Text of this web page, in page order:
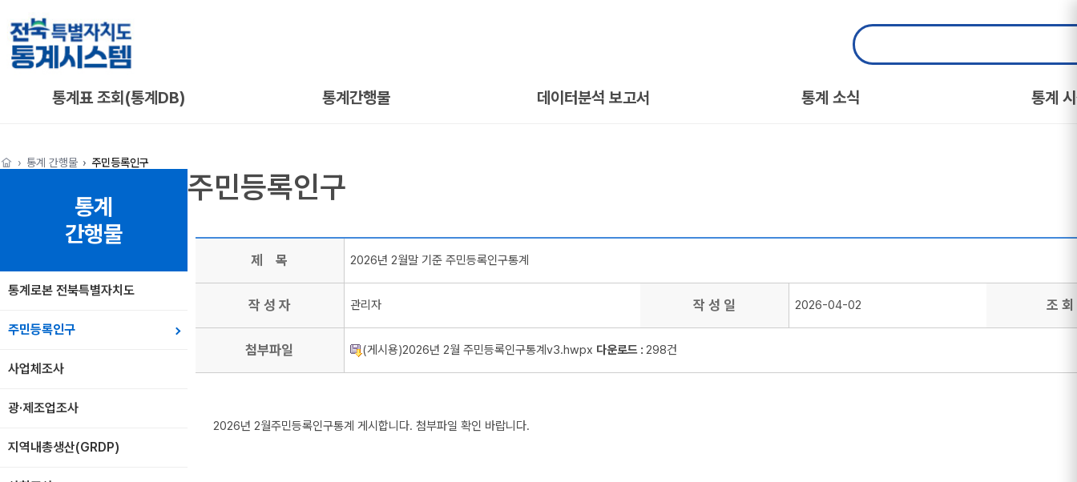
통계표 조회(통계DB) 통계간행물 데이터분석 보고서 통계 소식 통계
통계 간행물 주민등록인구
통계
간행물
통계로본 전북특별자치도
주민등록인구
사업체조사
광·제조업조사
지역내총생산(GRDP)
주민등록인구
제 목 2026년 2월말 기준 주민등록인구통계
작 성 자 관리자 작 성 일 2026-04-02 조 회
첨부파일 (게시용)2026년 2월 주민등록인구통계v3.hwpx 다운로드 : 298건
2026년 2월주민등록인구통계 게시합니다. 첨부파일 확인 바랍니다.